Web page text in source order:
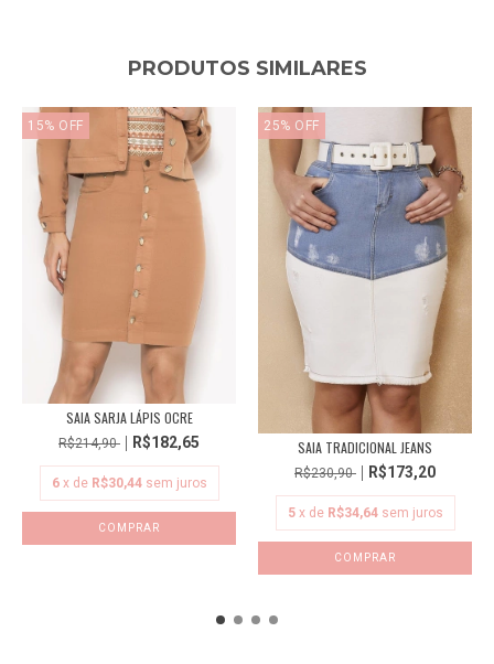
PRODUTOS SIMILARES
15% OFF
SAIA SARJA LÁPIS OCRE
R$214,90 R$182,65
6 x de R$30,44 sem juros
COMPRAR
25% OFF
SAIA TRADICIONAL JEANS
R$230,90 R$173,20
5 x de R$34,64 sem juros
COMPRAR